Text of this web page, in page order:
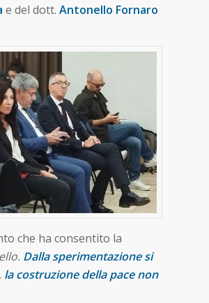
e del dott. Antonello Fornaro
che ha consentito la
Dalla sperimentazione si
la costruzione della pace non